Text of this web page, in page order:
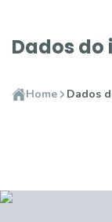
Dados do
Home Dados